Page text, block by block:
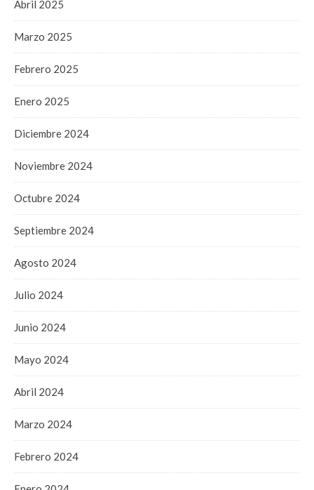
Abril 2025
Marzo 2025
Febrero 2025
Enero 2025
Diciembre 2024
Noviembre 2024
Octubre 2024
Septiembre 2024
Agosto 2024
Julio 2024
Junio 2024
Mayo 2024
Abril 2024
Marzo 2024
Febrero 2024